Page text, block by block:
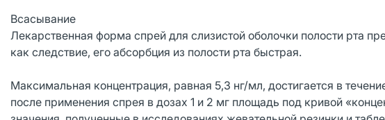
Всасывание
Лекарственная форма спрей для слизистой оболочки полости рта
как следствие, его абсорбция из полости рта быстрая.
Максимальная концентрация, равная 5,3 нг/мл, достигается в
после применения спрея в дозах 1 и 2 мг площадь под кривой